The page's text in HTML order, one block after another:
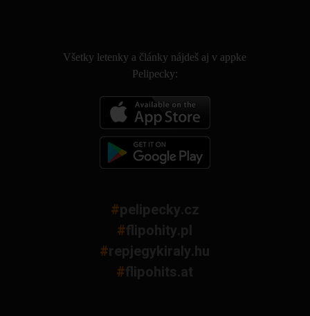
Všetky letenky a články nájdeš aj v appke
Pelipecky:
#pelipecky.cz
#flipohity.pl
#repjegykiraly.hu
#flipohits.at